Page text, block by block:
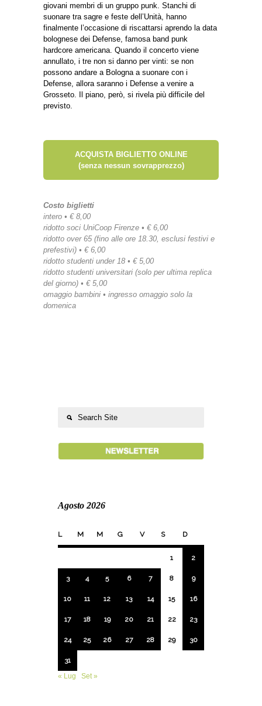
giovani membri di un gruppo punk. Stanchi di
suonare tra sagre e feste dell’Unità, hanno
finalmente l’occasione di riscattarsi aprendo la data
bolognese dei Defense, famosa band punk
hardcore americana. Quando il concerto viene
annullato, i tre non si danno per vinti: se non
possono andare a Bologna a suonare con i
Defense, allora saranno i Defense a venire a
Grosseto. Il piano, però, si rivela più difficile del
previsto.
ACQUISTA BIGLIETTO ONLINE
(senza nessun sovrapprezzo)
Costo biglietti
intero • € 8,00
ridotto soci UniCoop Firenze • € 6,00
ridotto over 65 (fino alle ore 18.30, esclusi festivi e
prefestivi) • € 6,00
ridotto studenti under 18 • € 5,00
ridotto studenti universitari (solo per ultima replica
del giorno) • € 5,00
omaggio bambini • ingresso omaggio solo la
domenica
Agosto 2026
L M M G V S D
1 2
3 4 5 6 7 8 9
10 11 12 13 14 15 16
17 18 19 20 21 22 23
24 25 26 27 28 29 30
31
« Lug
Set »